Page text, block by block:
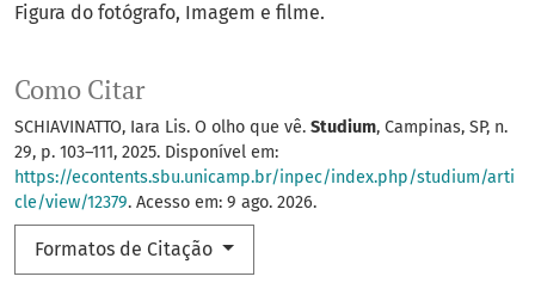
Figura do fotógrafo Imagem e filme.
Como Citar
SCHIAVINATTO, Iara Lis. O olho que vê. Studium, Campinas, SP, n.
29, p. 103–111, 2025. Disponível em:
https://econtents.sbu.unicamp.br/inpec/index.php/studium/arti
cle/view/12379. Acesso em: 9 ago. 2026.
Formatos de Citação